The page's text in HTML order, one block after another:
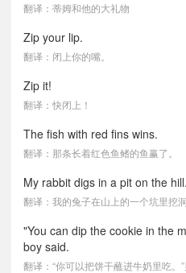
翻译：蒂姆和他的大礼物
Zip your lip.
翻译：闭上你的嘴。
Zip it!
翻译：快闭上！
The fish with red fins wins.
翻译：那条长着红色鱼鳍的鱼赢了。
My rabbit digs in a pit on the hill.
翻译：我的兔子在山上的一个坑里挖洞
"You can dip the cookie in the
boy said.
翻译：“你可以把饼干蘸进牛奶里吃。”